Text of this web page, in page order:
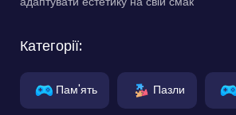
Категорії:
Пам'ять Пазли